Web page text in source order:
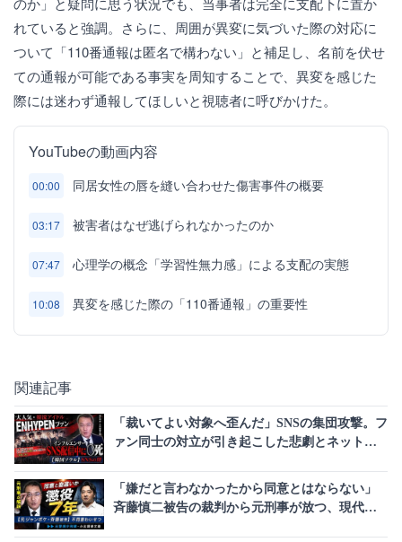
れていると強調。さらに、周囲が異変に気づいた際の対応に
ついて「110番通報は匿名で構わない」と補足し、名前を伏せ
ての通報が可能である事実を周知することで、異変を感じた
際には迷わず通報してほしいと視聴者に呼びかけた。
YouTubeの動画内容
00:00 同居女性の唇を縫い合わせた傷害事件の概要
03:17 被害者はなぜ逃げられなかったのか
07:47 心理学の概念「学習性無力感」による支配の実態
10:08 異変を感じた際の「110番通報」の重要性
関連記事
「裁いてよい対象へ歪んだ」SNSの集団攻撃。フ
ァン同士の対立が引き起こした悲劇とネットい
「嫌だと言わなかったから同意とはならない」
斉藤慎二被告の裁判から元刑事が放つ、現代社